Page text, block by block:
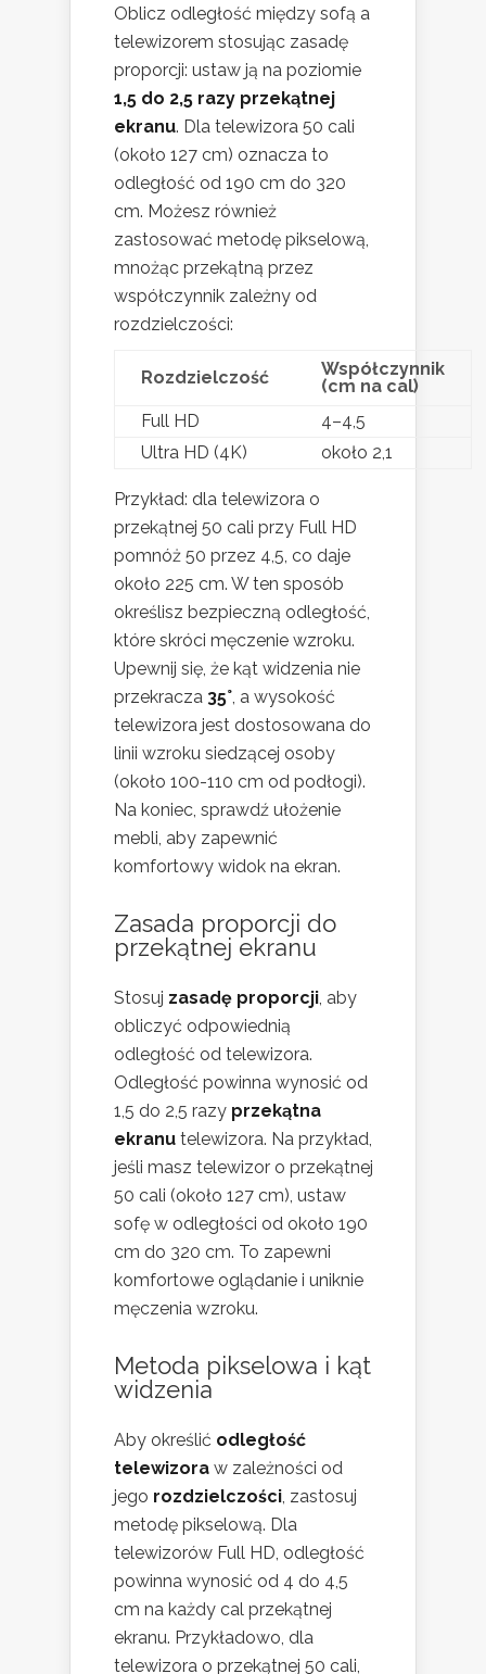
Oblicz odległość między sofą a
telewizorem stosując zasadę
proporcji: ustaw ją na poziomie
1,5 do 2,5 razy przekątnej
ekranu. Dla telewizora 50 cali
(około 127 cm) oznacza to
odległość od 190 cm do 320
cm. Możesz również
zastosować metodę pikselową,
mnożąc przekątną przez
współczynnik zależny od
rozdzielczości:
Rozdzielczość
Współczynnik
(cm na cal)
Full HD
4–4,5
Ultra HD (4K)
około 2,1
Przykład: dla telewizora o
przekątnej 50 cali przy Full HD
pomnóż 50 przez 4,5, co daje
około 225 cm. W ten sposób
określisz bezpieczną odległość,
które skróci męczenie wzroku.
Upewnij się, że kąt widzenia nie
przekracza 35°, a wysokość
telewizora jest dostosowana do
linii wzroku siedzącej osoby
(około 100-110 cm od podłogi).
Na koniec, sprawdź ułożenie
mebli, aby zapewnić
komfortowy widok na ekran.
Zasada proporcji do
przekątnej ekranu
Stosuj zasadę proporcji, aby
obliczyć odpowiednią
odległość od telewizora.
Odległość powinna wynosić od
1,5 do 2,5 razy przekątna
ekranu telewizora. Na przykład,
jeśli masz telewizor o przekątnej
50 cali (około 127 cm), ustaw
sofę w odległości od około 190
cm do 320 cm. To zapewni
komfortowe oglądanie i uniknie
męczenia wzroku.
Metoda pikselowa i kąt
widzenia
Aby określić odległość
telewizora w zależności od
jego rozdzielczości, zastosuj
metodę pikselową. Dla
telewizorów Full HD, odległość
powinna wynosić od 4 do 4,5
cm na każdy cal przekątnej
ekranu. Przykładowo, dla
telewizora o przekątnej 50 cali,